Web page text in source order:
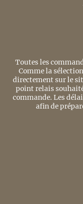
Toutes les
Comme la
directement sur le
point relais
commande. Les
afin de